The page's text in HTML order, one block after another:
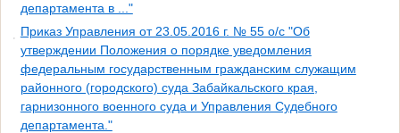
департамента в ..."
Приказ Управления от 23.05.2016 г. № 55 о/с "Об
утверждении Положения о порядке уведомления
федеральным государственным гражданским служащим
районного (городского) суда Забайкальского края,
гарнизонного военного суда и Управления Судебного
департамента."